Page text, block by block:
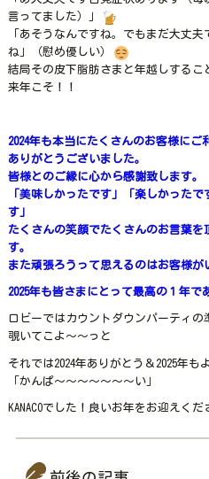
言ってました）」
「あそうなんですね。でもまだ大丈
ね」（慰め優しい）
結局その皮下脂肪さまと年越しするこ
来年こそ！！
2024年も本当にたくさんのお客様にご
ありがとうございました。
皆様とのご縁に心から感謝致します。
「美味しかったです」「楽しかった
す」
たくさんの笑顔でたくさんのお言葉
す。
また頑張ろうって思えるのはお客様が
2025年も皆さまにとって最高の１年で
ロビーではカウントダウンパーティの
覗いてこよ～～っと
それでは2024年ありがとう＆2025年
「かんぱ～～～～～～～い」
KANACOでした！良いお年をお迎えくだ